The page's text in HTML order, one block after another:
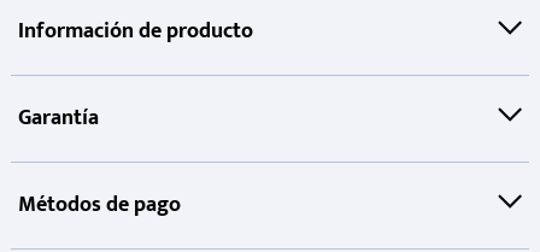
Información de producto
Garantía
Métodos de pago